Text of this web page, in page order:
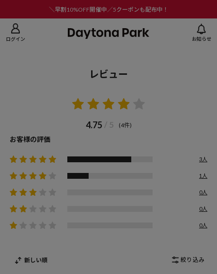
＼早割10%OFF開催中／5クーポンも配布中！
ログイン お知らせ
レビュー
4.75 / 5 (4件)
お客様の評価
3人
1人
0人
0人
0人
新しい順 絞り込み